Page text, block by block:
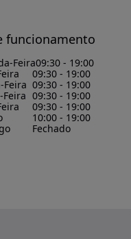
funcionamento
Feira09:30 - 19:00
09:30 - 19:00
Feira 09:30 - 19:00
09:30 - 19:00
09:30 - 19:00
10:00 - 19:00
Fechado